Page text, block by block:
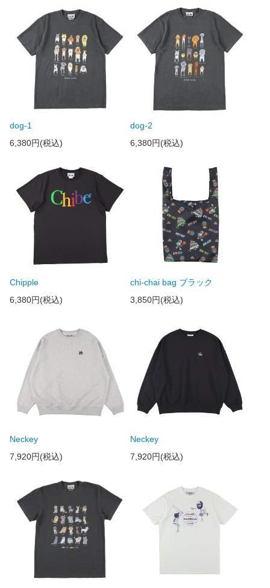
dog-1
6,380円(税込)
dog-2
6,380円(税込)
Chipple
6,380円(税込)
chi-chai bag ブラック
3,850円(税込)
Neckey
7,920円(税込)
Neckey
7,920円(税込)